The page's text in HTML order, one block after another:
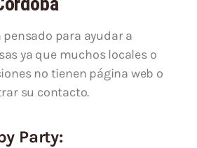
para ayudar a
ya que muchos locales o
no tienen página web o
su contacto.
Party: